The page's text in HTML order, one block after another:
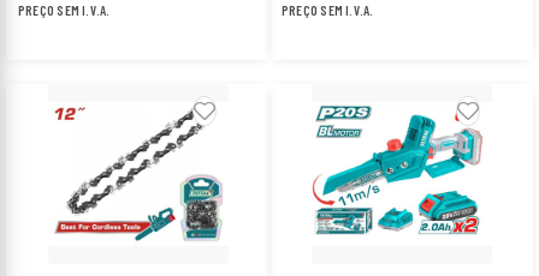
PREÇO SEM I.V.A. PREÇO SEM I.V.A.